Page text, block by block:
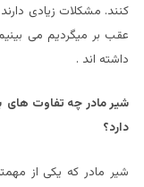
کنند. مشکلات زیادی
عقب بر میگردیم می
داشته اند .
شیر مادر چه تفاوت
دارد؟
شیر مادر که یکی از